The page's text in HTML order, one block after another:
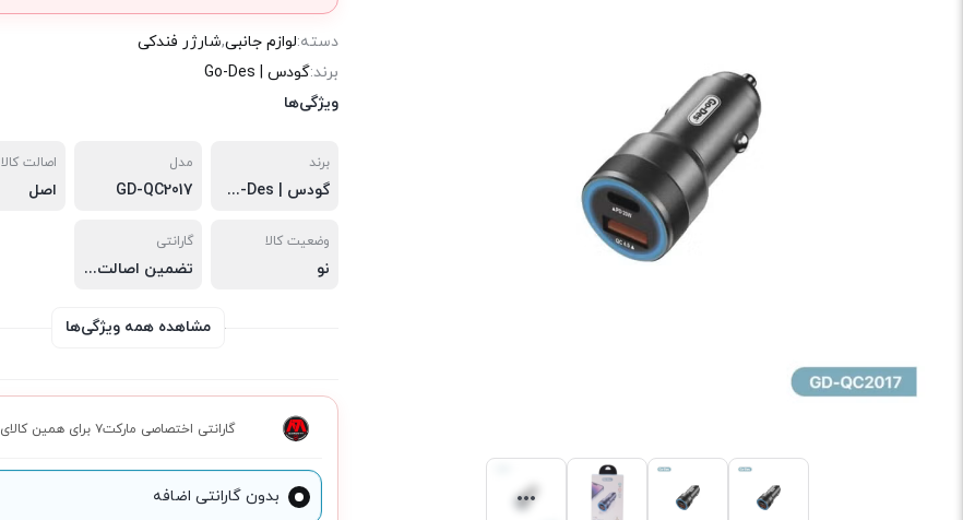
دسته:لوازم جانبی,شارژر فندکی
برند:گودس | Go-Des
ویژگی‌ها
برند
گودس | Go-Des
مدل
GD-QC2017
اصالت کالا
اصل
وضعیت کالا
نو
گارانتی
تضمین اصالت,سلامت فیزیکی
مشاهده همه ویژگی‌ها
گارانتی اختصاصی مارکت۷ برای همین کالای انتخابی
بدون گارانتی اضافه